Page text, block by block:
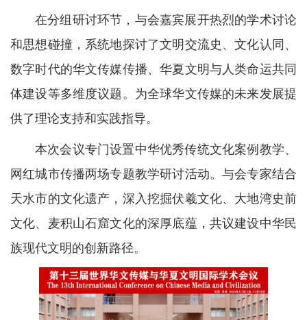
在分组研讨环节，与会嘉宾展开热烈的学术讨论
和思想碰撞，系统地探讨了文明交流史、文化认同、
数字时代的华文传媒传播、华夏文明与人类命运共同
体建设等多维度议题。为全球华文传媒的未来发展提
供了理论支持和实践指导。
本次会议专门设置中华优秀传统文化案例教学、
网红城市传播两场专题教学研讨活动。与会专家结合
天水市的文化遗产，深入挖掘伏羲文化、大地湾史前
文化、麦积山石窟文化的深厚底蕴，共议建设中华民
族现代文明的创新路径。